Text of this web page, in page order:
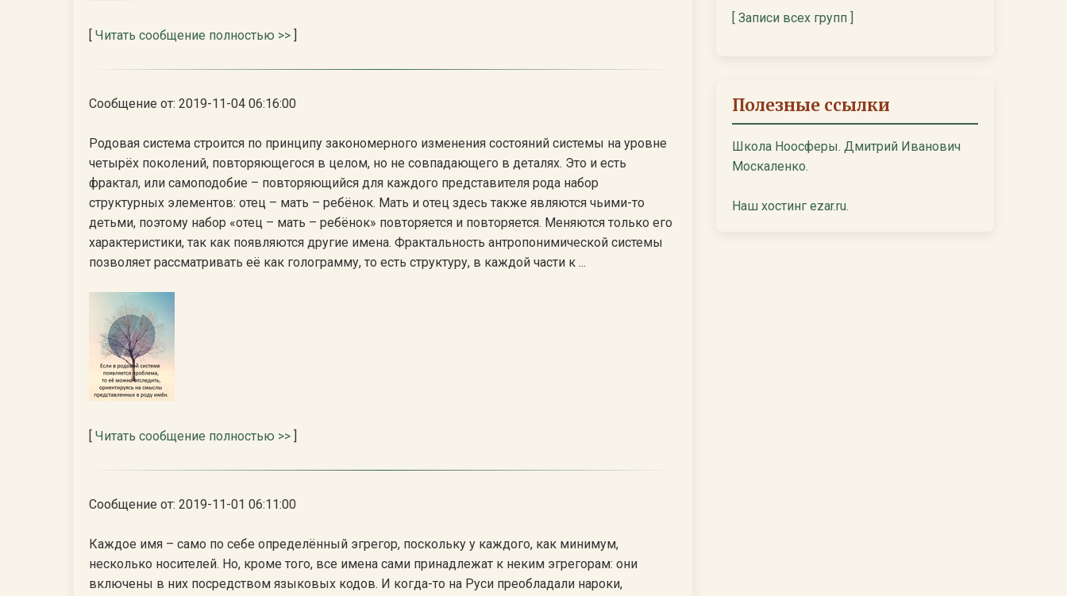
[ Читать сообщение полностью >> ]
Сообщение от: 2019-11-04 06:16:00
Родовая система строится по принципу закономерного изменения состояний системы на уровне
четырёх поколений, повторяющегося в целом, но не совпадающего в деталях. Это и есть
фрактал, или самоподобие – повторяющийся для каждого представителя рода набор
структурных элементов: отец – мать – ребёнок. Мать и отец здесь также являются чьими-то
детьми, поэтому набор «отец – мать – ребёнок» повторяется и повторяется. Меняются только его
характеристики, так как появляются другие имена. Фрактальность антропонимической системы
позволяет рассматривать её как голограмму, то есть структуру, в каждой части к ...
[ Читать сообщение полностью >> ]
Сообщение от: 2019-11-01 06:11:00
Каждое имя – само по себе определённый эгрегор, поскольку у каждого, как минимум,
несколько носителей. Но, кроме того, все имена сами принадлежат к неким эгрегорам: они
включены в них посредством языковых кодов. И когда-то на Руси преобладали нароки,
[ Записи всех групп ]
Полезные ссылки
Школа Ноосферы. Дмитрий Иванович
Москаленко.
Наш хостинг ezar.ru.